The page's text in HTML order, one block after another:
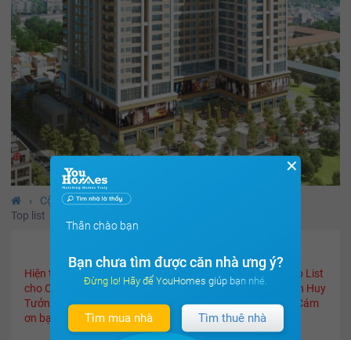
› Cộng đồng › Cư dân Hoành Sơn Complex
Top list
Hiện tại Youhomes đang tập trung xây dựng nội dung Top List
cho Cộng đồng cư dân Chung cư Bộ Công An 282 Nguyễn Huy
Tưởng (Hoành Sơn Complex). Mời bạn quay lại sau nhé! Cám
ơn bạn.
✕
Thân chào bạn
Bạn chưa tìm được căn nhà ưng ý?
Đừng lo! Hãy để YouHomes giúp bạn nhé.
Tìm mua nhà Tìm thuê nhà